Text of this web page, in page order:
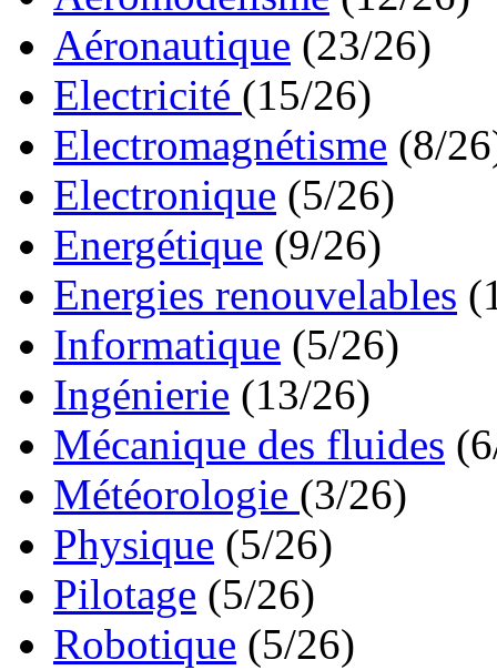
Aéronautique (23/26)
Electricité (15/26)
Electromagnétisme (8/
Electronique (5/26)
Energétique (9/26)
Energies renouvelables
Informatique (5/26)
Ingénierie (13/26)
Mécanique des fluides
Météorologie (3/26)
Physique (5/26)
Pilotage (5/26)
Robotique (5/26)